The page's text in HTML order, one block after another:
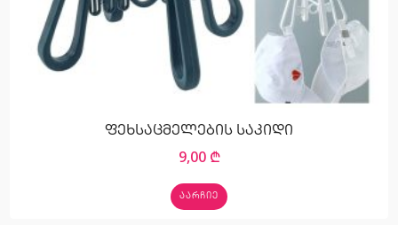
ფეხსაცმელების საკიდი
9,00 ₾
ᲐᲐᲠᲩᲘᲔ